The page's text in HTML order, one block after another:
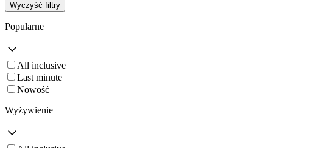
Wyczyść filtry
Popularne
All inclusive
Last minute
Nowość
Wyżywienie